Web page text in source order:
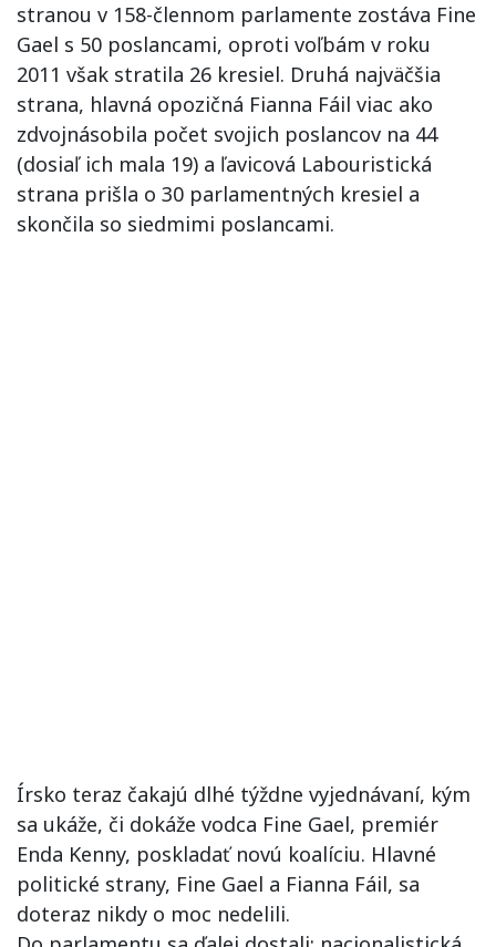
stranou v 158-člennom parlamente zostáva Fine
Gael s 50 poslancami, oproti voľbám v roku
2011 však stratila 26 kresiel. Druhá najväčšia
strana, hlavná opozičná Fianna Fáil viac ako
zdvojnásobila počet svojich poslancov na 44
(dosiaľ ich mala 19) a ľavicová Labouristická
strana prišla o 30 parlamentných kresiel a
skončila so siedmimi poslancami.
Írsko teraz čakajú dlhé týždne vyjednávaní, kým
sa ukáže, či dokáže vodca Fine Gael, premiér
Enda Kenny, poskladať novú koalíciu. Hlavné
politické strany, Fine Gael a Fianna Fáil, sa
doteraz nikdy o moc nedelili.